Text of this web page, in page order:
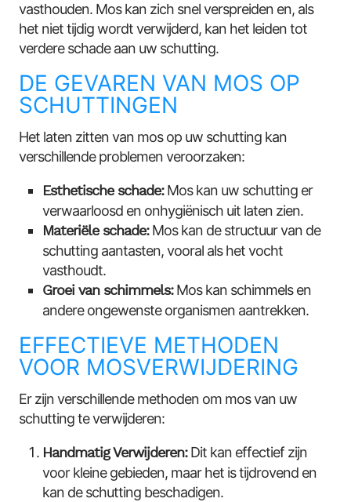
vasthouden. Mos kan zich snel verspreiden en, als
het niet tijdig wordt verwijderd, kan het leiden tot
verdere schade aan uw schutting.
DE GEVAREN VAN MOS OP
SCHUTTINGEN
Het laten zitten van mos op uw schutting kan
verschillende problemen veroorzaken:
Esthetische schade:Mos kan uw schutting er
verwaarloosd en onhygiënisch uit laten zien.
Materiële schade:Mos kan de structuur van de
schutting aantasten, vooral als het vocht
vasthoudt.
Groei van schimmels:Mos kan schimmels en
andere ongewenste organismen aantrekken.
EFFECTIEVE METHODEN
VOOR MOSVERWIJDERING
Er zijn verschillende methoden om mos van uw
schutting te verwijderen:
Handmatig Verwijderen:Dit kan effectief zijn
voor kleine gebieden, maar het is tijdrovend en
kan de schutting beschadigen.